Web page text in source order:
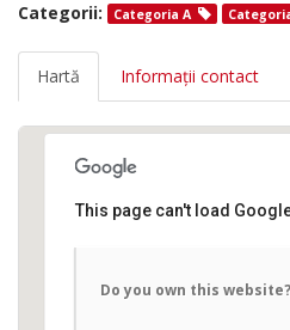
Categorii: Categoria A
Hartă Informații contact
This page can't load
Do you own this website?